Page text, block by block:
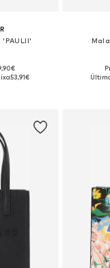
53,91€